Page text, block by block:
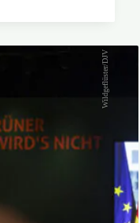
Wildgeflüster/DJV